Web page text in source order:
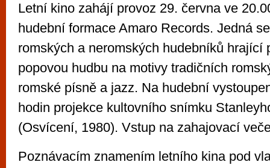
Letní kino zahájí provoz 29. června ve
hudební formace Amaro Records. Jedná
romských a neromských hudebníků hrající
popovou hudbu na motivy tradičních
romské písně a jazz. Na hudební
hodin projekce kultovního snímku
(Osvícení, 1980). Vstup na zahajovací
Poznávacím znamením letního kina pod